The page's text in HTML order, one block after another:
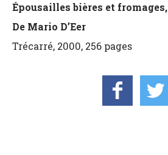
Épousailles bières et fromages,
De Mario D’Eer
Trécarré, 2000, 256 pages